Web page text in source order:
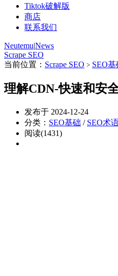
Tiktok破解版
商店
联系我们
Neutemu|News
Scrape SEO
当前位置： Scrape SEO > SEO基
理解CDN-快速和安
发布于 2024-12-24
分类： SEO基础 / SEO术
阅读(1431)